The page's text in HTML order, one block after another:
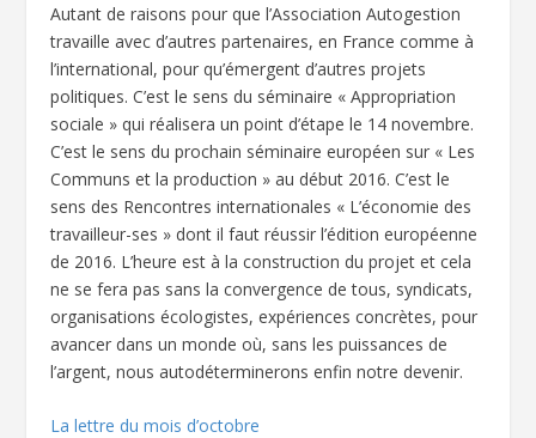
Autant de raisons pour que l’Association Autogestion
travaille avec d’autres partenaires, en France comme à
l’international, pour qu’émergent d’autres projets
politiques. C’est le sens du séminaire « Appropriation
sociale » qui réalisera un point d’étape le 14 novembre.
C’est le sens du prochain séminaire européen sur « Les
Communs et la production » au début 2016. C’est le
sens des Rencontres internationales « L’économie des
travailleur-ses » dont il faut réussir l’édition européenne
de 2016. L’heure est à la construction du projet et cela
ne se fera pas sans la convergence de tous, syndicats,
organisations écologistes, expériences concrètes, pour
avancer dans un monde où, sans les puissances de
l’argent, nous autodéterminerons enfin notre devenir.
La lettre du mois d’octobre